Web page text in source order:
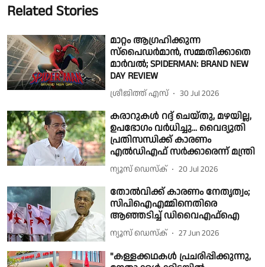
Related Stories
മാറ്റം ആഗ്രഹിക്കുന്ന
സ്പൈഡർമാൻ, സമ്മതിക്കാതെ
മാർവൽ; SPIDERMAN: BRAND NEW
DAY REVIEW
ശ്രീജിത്ത് എസ് 30 Jul 2026
കരാറുകള്‍ റദ്ദ് ചെയ്തു, മഴയില്ല,
ഉപഭോഗം വര്‍ധിച്ചു... വൈദ്യുതി
പ്രതിസന്ധിക്ക് കാരണം
എല്‍ഡിഎഫ് സര്‍ക്കാരെന്ന് മന്ത്രി
ന്യൂസ് ഡെസ്ക് 20 Jul 2026
തോൽവിക്ക് കാരണം നേതൃത്വം;
സിപിഐഎമ്മിനെതിരെ
ആഞ്ഞടിച്ച് ഡിവൈഎഫ്ഐ
ന്യൂസ് ഡെസ്ക് 27 Jun 2026
"കള്ളക്കഥകൾ പ്രചരിപ്പിക്കുന്നു,